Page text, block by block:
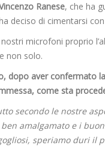
Ranese, che ha
deciso di cimentarsi
nostri microfoni proprio
non solo.
dopo aver confermato
come sta
secondo le nostre
amalgamato e i
speriamo duri il